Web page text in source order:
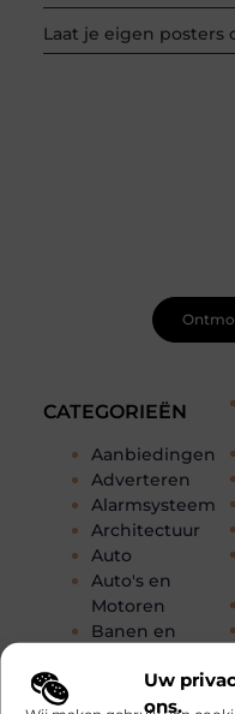
Uw
ons.
CATEGORIEËN
Aanbiedingen
Adverteren
Alarmsysteem
Architectuur
Auto
Auto's en
Motoren
Banen en
Beauty en
verzorging
Laat je eigen posters